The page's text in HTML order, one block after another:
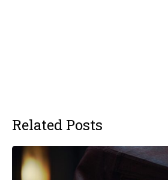
Related Posts